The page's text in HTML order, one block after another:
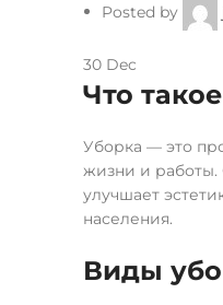
Posted by
30 Dec
Что
Уборка — это
жизни и работы.
улучшает
населения.
Виды